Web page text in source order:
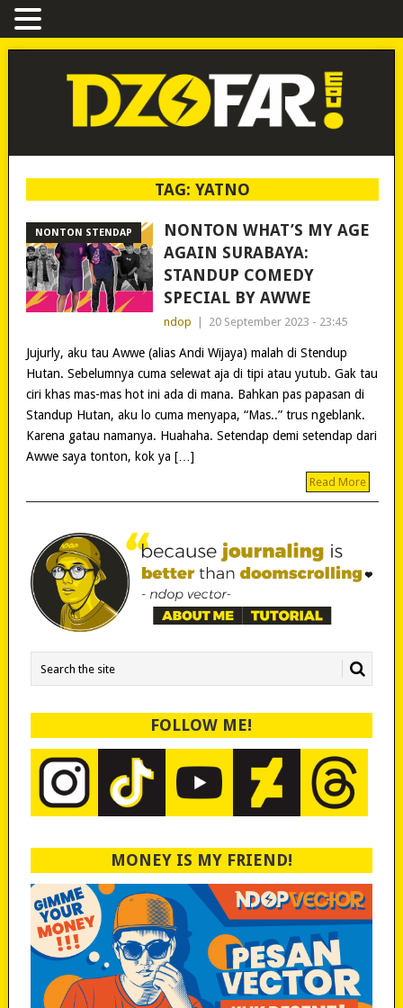
TAG: YATNO
NONTON STENDAP
NONTON WHAT’S MY AGE
AGAIN SURABAYA:
STANDUP COMEDY
SPECIAL BY AWWE
ndop 20 September 2023 - 23:45
Jujurly, aku tau Awwe (alias Andi Wijaya) malah di Stendup
Hutan. Sebelumnya cuma selewat aja di tipi atau yutub. Gak tau
ciri khas mas-mas hot ini ada di mana. Bahkan pas papasan di
Standup Hutan, aku lo cuma menyapa, “Mas..” trus ngeblank.
Karena gatau namanya. Huahaha. Setendap demi setendap dari
Awwe saya tonton, kok ya […]
Read More
FOLLOW ME!
MONEY IS MY FRIEND!